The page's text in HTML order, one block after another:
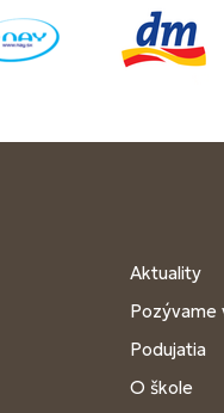
Aktuality
Pozývame
Podujatia
O škole